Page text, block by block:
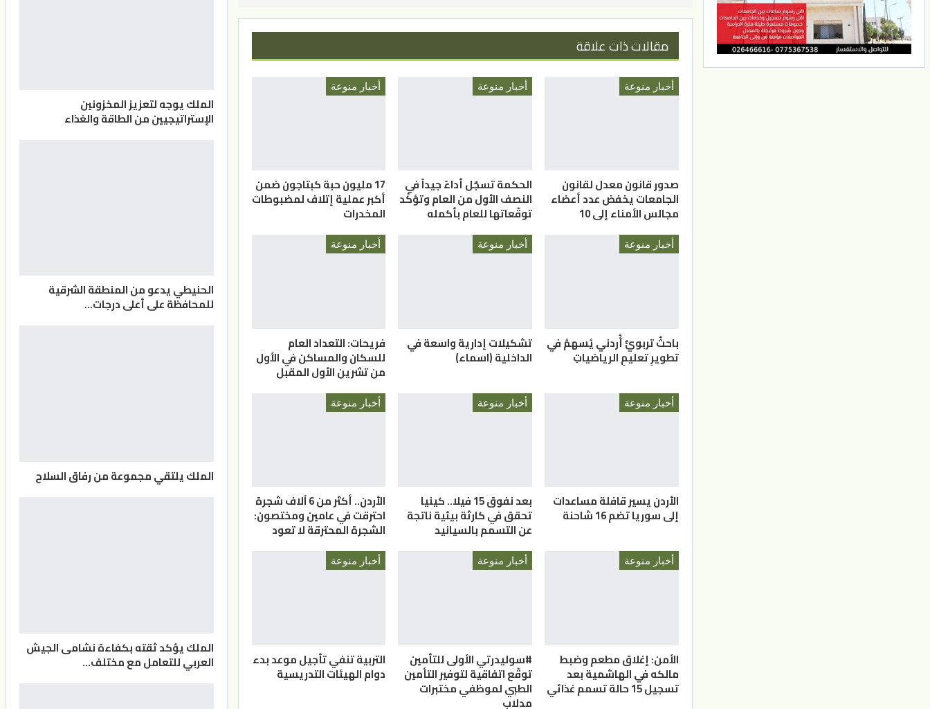
مقالات ذات علاقة
أخبار منوعة
صدور قانون معدل لقانون
الجامعات يخفض عدد أعضاء
مجالس الأمناء إلى 10
أخبار منوعة
الحكمة تسجّل أداءً جيداً في
النصف الأول من العام وتؤكّد
توقّعاتها للعام بأكمله
أخبار منوعة
17 مليون حبة كبتاجون ضمن
أكبر عملية إتلاف لمضبوطات
المخدرات
أخبار منوعة
باحثٌ تربويٌّ أُردني يُسهمُ في
تطويرِ تعليمِ الرياضياتِ
أخبار منوعة
تشكيلات إدارية واسعة في
الداخلية (اسماء)
أخبار منوعة
فريحات: التعداد العام
للسكان والمساكن في الأول
من تشرين الأول المقبل
أخبار منوعة
الأردن يسير قافلة مساعدات
إلى سوريا تضم 16 شاحنة
أخبار منوعة
بعد نفوق 15 فيلا.. كينيا
تحقق في كارثة بيئية ناتجة
عن التسمم بالسيانيد
أخبار منوعة
الأردن.. أكثر من 6 آلاف شجرة
احترقت في عامين ومختصون:
الشجرة المحترقة لا تعود
أخبار منوعة
الأمن: إغلاق مطعم وضبط
مالكه في الهاشمية بعد
تسجيل 15 حالة تسمم غذائي
أخبار منوعة
#سوليدرتي الأولى للتأمين
توقّع اتفاقية لتوفير التأمين
الطبي لموظفي مختبرات
مدلاب
أخبار منوعة
التربية تنفي تأجيل موعد بدء
دوام الهيئات التدريسية
الملك يوجه لتعزيز المخزونين
الإستراتيجيين من الطاقة والغذاء
الحنيطي يدعو من المنطقة الشرقية
للمحافظة على أعلى درجات…
الملك يلتقي مجموعة من رفاق السلاح
الملك يؤكد ثقته بكفاءة نشامى الجيش
العربي للتعامل مع مختلف…